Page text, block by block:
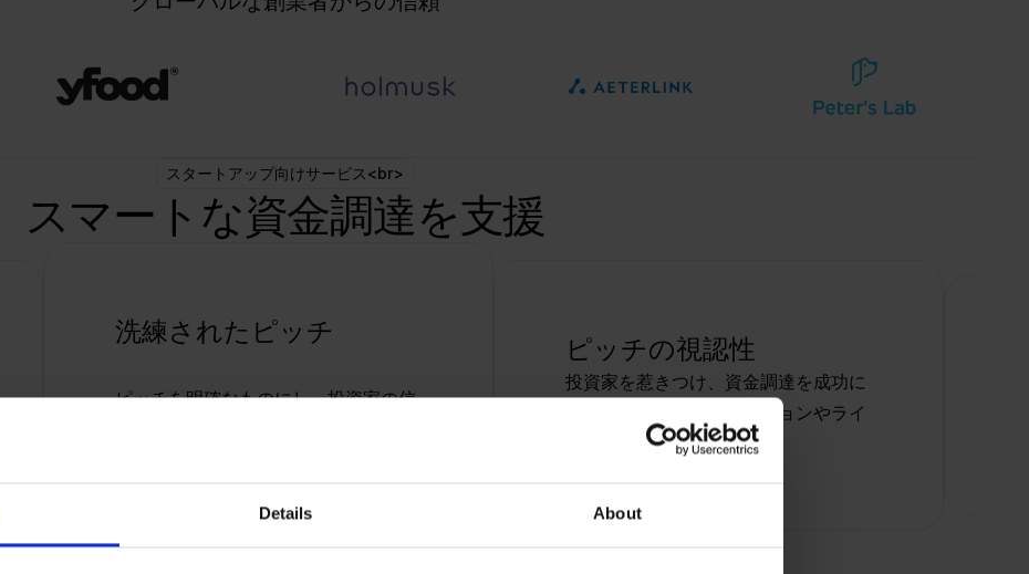
Details About
スタートアップ向けサービス<br>
スマートな資金調達を支援
洗練されたピッチ
ピッチを明確なものにし、投資家の信
ピッチの視認性
投資家を惹きつけ、資金調達を成功に
導くために、シミュレーションやライ
ブピッチで知名度を高める。